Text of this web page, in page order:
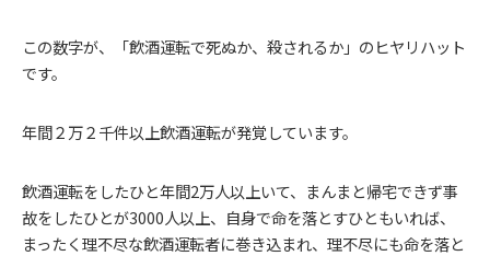
この数字が、「飲酒運転で死ぬか、殺されるか」のヒヤリハット
です。
年間２万２千件以上飲酒運転が発覚しています。
飲酒運転をしたひと年間2万人以上いて、まんまと帰宅できず事
故をしたひとが3000人以上、自身で命を落とすひともいれば、
まったく理不尽な飲酒運転者に巻き込まれ、理不尽にも命を落と